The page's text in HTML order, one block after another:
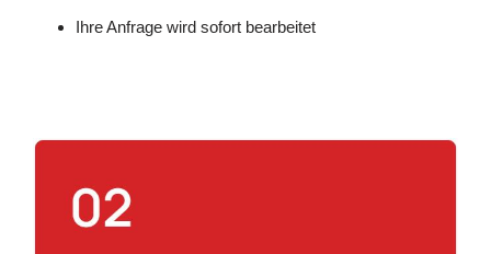
Ihre Anfrage wird sofort bearbeitet